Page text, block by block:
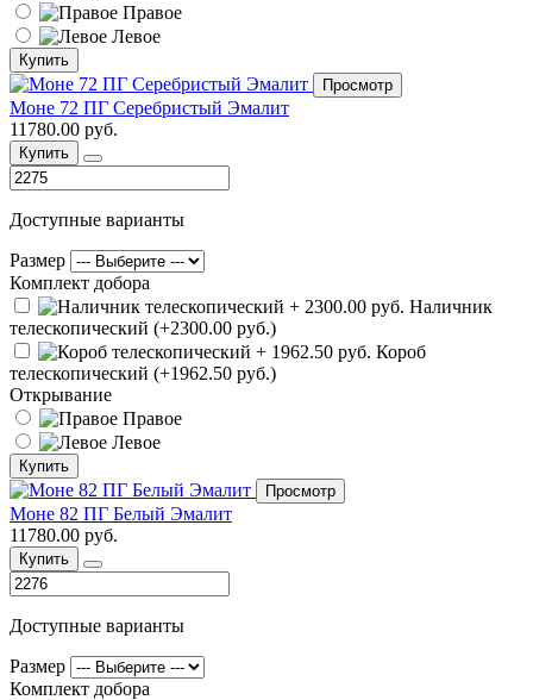
Правое
Левое
Купить
Просмотр
Моне 72 ПГ Серебристый Эмалит
11780.00 руб.
Купить
Доступные варианты
Размер
Комплект добора
Наличник
телескопический (+2300.00 руб.)
Короб
телескопический (+1962.50 руб.)
Открывание
Правое
Левое
Купить
Просмотр
Моне 82 ПГ Белый Эмалит
11780.00 руб.
Купить
Доступные варианты
Размер
Комплект добора